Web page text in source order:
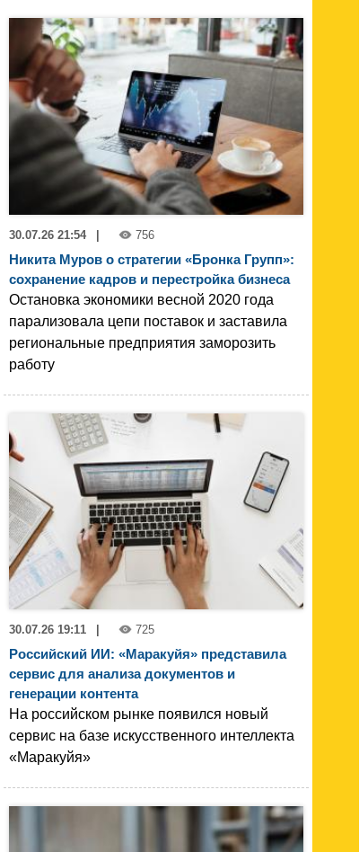
30.07.26 21:54 | 756
Никита Муров о стратегии «Бронка Групп»:
сохранение кадров и перестройка бизнеса
Остановка экономики весной 2020 года
парализовала цепи поставок и заставила
региональные предприятия заморозить
работу
30.07.26 19:11 725
Российский ИИ: «Маракуйя» представила
сервис для анализа документов и
генерации контента
На российском рынке появился новый
сервис на базе искусственного интеллекта
«Маракуйя»